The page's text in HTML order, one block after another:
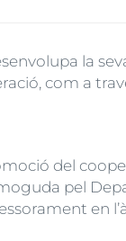
la
com a
del
pel
en